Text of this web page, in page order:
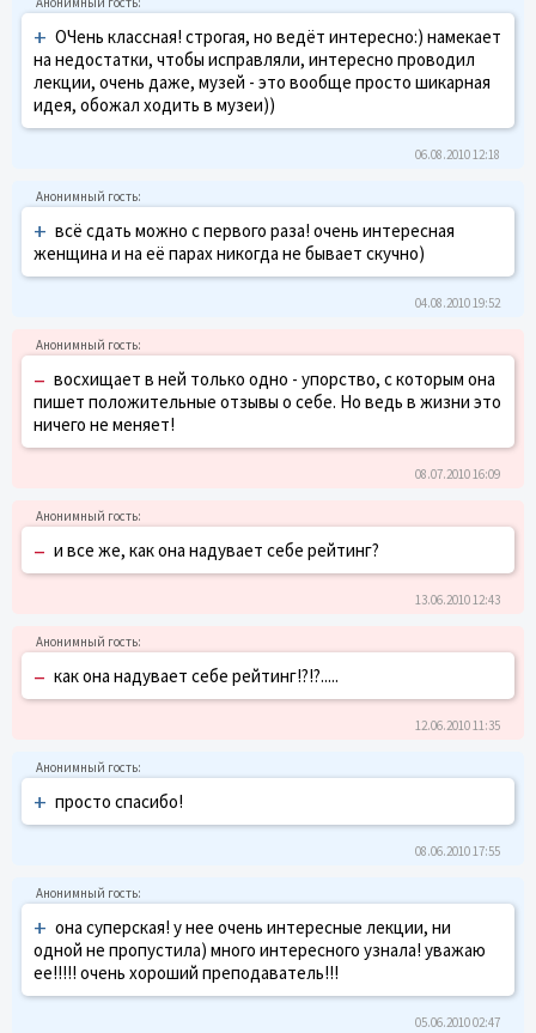
+ ОЧень классная! строгая, но ведёт интересно:) намекает
на недостатки, чтобы исправляли, интересно проводил
лекции, очень даже, музей - это вообще просто шикарная
идея, обожал ходить в музеи))
06.08.2010 12:18
+ всё сдать можно с первого раза! очень интересная
женщина и на её парах никогда не бывает скучно)
04.08.2010 19:52
– восхищает в ней только одно - упорство, с которым она
пишет положительные отзывы о себе. Но ведь в жизни это
ничего не меняет!
08.07.2010 16:09
– и все же, как она надувает себе рейтинг?
13.06.2010 12:43
– как она надувает себе рейтинг!?!?.....
12.06.2010 11:35
+ просто спасибо!
08.06.2010 17:55
+ она суперская! у нее очень интересные лекции, ни
одной не пропустила) много интересного узнала! уважаю
ее!!!!! очень хороший преподаватель!!!
05.06.2010 02:47